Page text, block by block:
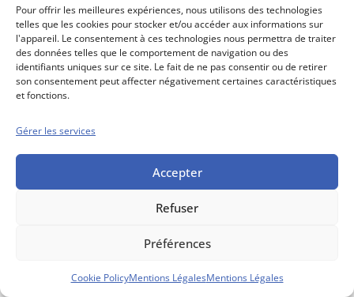
Pour offrir les meilleures expériences, nous utilisons des technologies
telles que les cookies pour stocker et/ou accéder aux informations sur
l'appareil. Le consentement à ces technologies nous permettra de traiter
des données telles que le comportement de navigation ou des
identifiants uniques sur ce site. Le fait de ne pas consentir ou de retirer
son consentement peut affecter négativement certaines caractéristiques
et fonctions.
Gérer les services
Accepter
Refuser
Préférences
Cookie PolicyMentions LégalesMentions Légales
Propos Utiles est
une publication
des Editions
Marigny
Mentions Légales
Politique cookie